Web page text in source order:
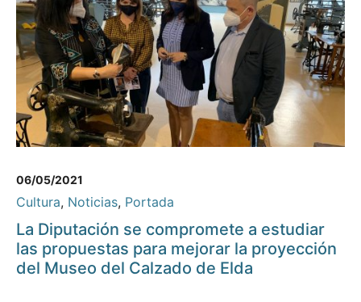
06/05/2021
Cultura, Noticias, Portada
La Diputación se compromete a estudiar
las propuestas para mejorar la proyección
del Museo del Calzado de Elda